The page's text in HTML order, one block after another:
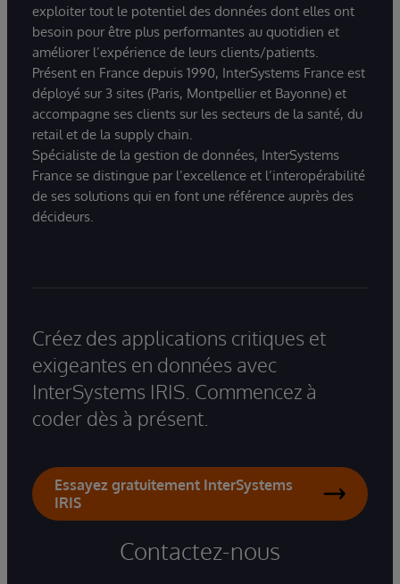
exploiter tout le potentiel des données dont elles ont
besoin pour être plus performantes au quotidien et
améliorer l’expérience de leurs clients/patients.
Présent en France depuis 1990, InterSystems France est
déployé sur 3 sites (Paris, Montpellier et Bayonne) et
accompagne ses clients sur les secteurs de la santé, du
retail et de la supply chain.
Spécialiste de la gestion de données, InterSystems
France se distingue par l’excellence et l’interopérabilité
de ses solutions qui en font une référence auprès des
décideurs.
Créez des applications critiques et
exigeantes en données avec
InterSystems IRIS. Commencez à
coder dès à présent.
Essayez gratuitement InterSystems
IRIS
Contactez-nous